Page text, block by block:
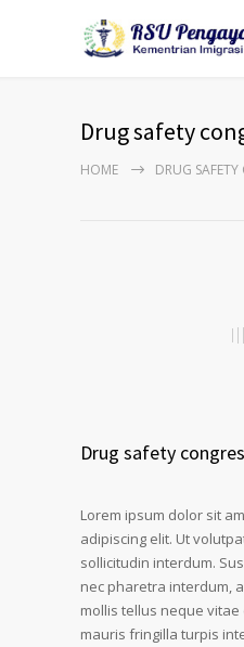
Drug safety
HOME DRUG SAFETY
Drug safety
Lorem ipsum dolor sit
adipiscing elit. Ut
sollicitudin interdum.
nec pharetra interdum,
mollis tellus neque
mauris fringilla turpis